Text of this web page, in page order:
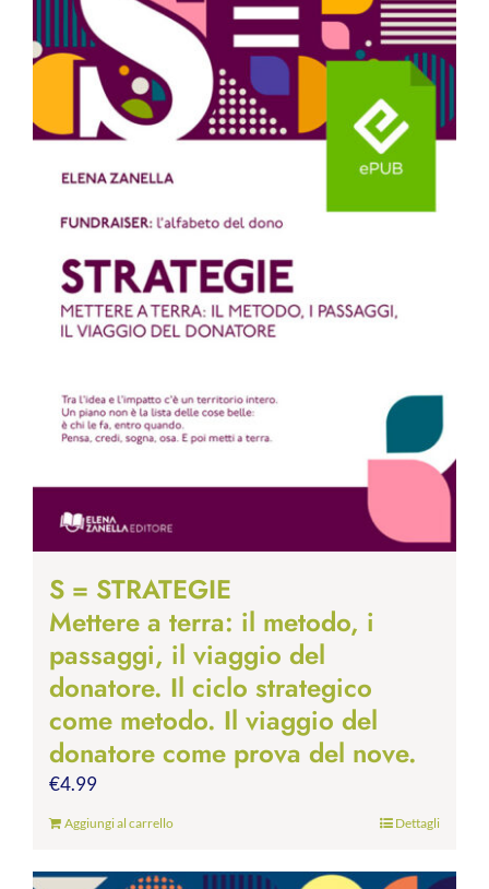
S = STRATEGIE
Mettere a terra: il metodo, i
passaggi, il viaggio del
donatore. Il ciclo strategico
come metodo. Il viaggio del
donatore come prova del nove.
€4.99
Aggiungi al carrello Dettagli